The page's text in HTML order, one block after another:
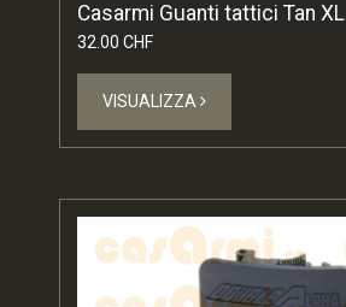
Casarmi Guanti tattici Tan XL
32.00 CHF
VISUALIZZA